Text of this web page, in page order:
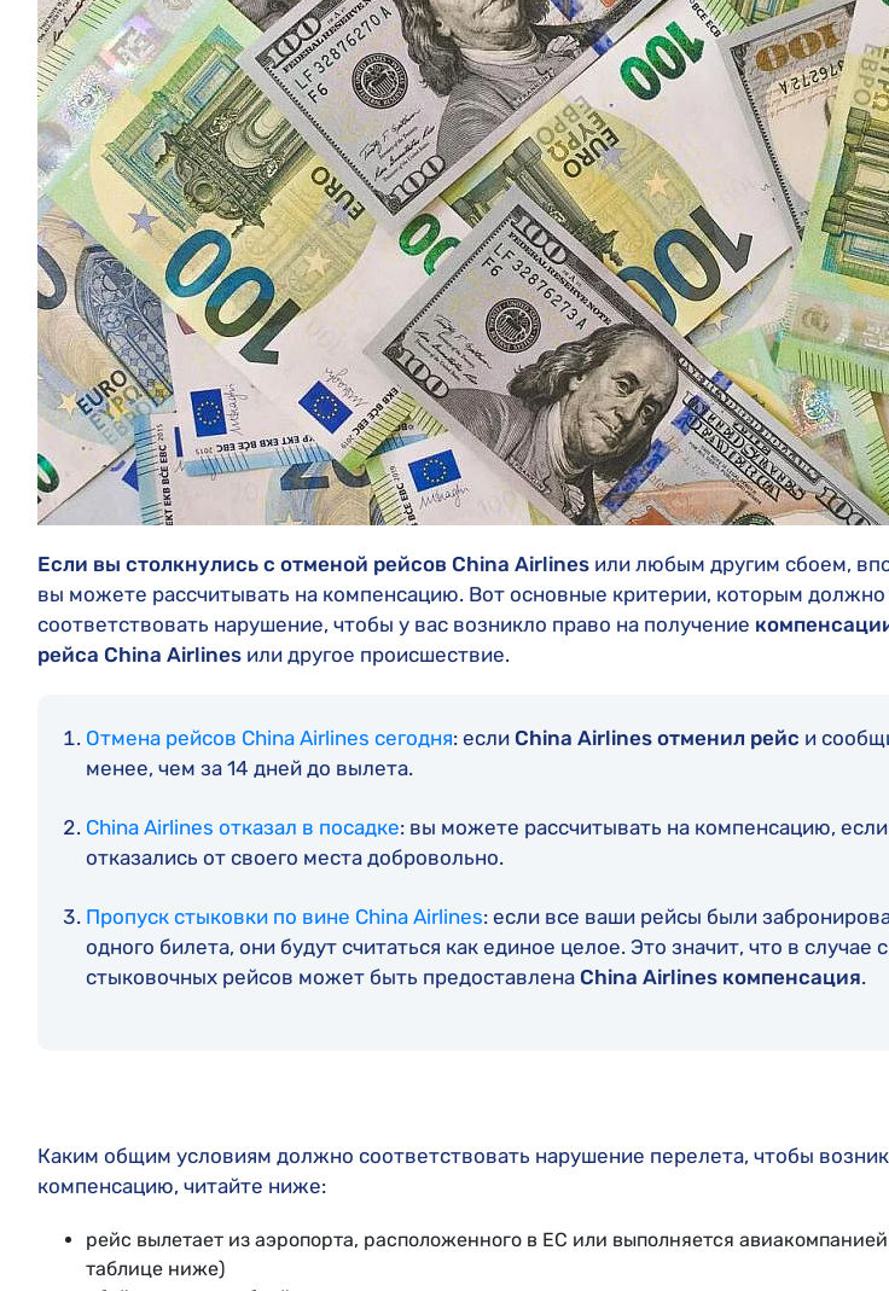
Если вы столкнулись с отменой рейсов China Airlines или любым другим сбоем,
вы можете рассчитывать на компенсацию. Вот основные критерии, которым должно
соответствовать нарушение, чтобы у вас возникло право на получение
рейса China Airlines или другое происшествие.
Отмена рейсов China Airlines сегодня: если China Airlines отменил рейс и
менее, чем за 14 дней до вылета.
China Airlines отказал в посадке: вы можете рассчитывать на компенсацию,
отказались от своего места добровольно.
Пропуск стыковки по вине China Airlines: если все ваши рейсы были
одного билета, они будут считаться как единое целое. Это значит, что в случае
стыковочных рейсов может быть предоставлена China Airlines компенсация.
Каким общим условиям должно соответствовать нарушение перелета, чтобы
компенсацию, читайте ниже:
рейс вылетает из аэропорта, расположенного в ЕС или выполняется
таблице ниже)